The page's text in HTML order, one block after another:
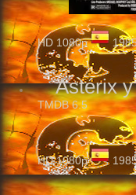
HD 1080p
Astérix
TMDB6.5
HD 1080p